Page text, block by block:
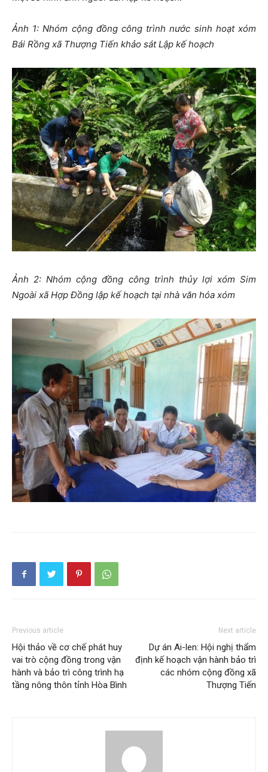
Ảnh 1: Nhóm cộng đồng công trình nước sinh hoạt xóm
Bái Rồng xã Thượng Tiến khảo sát Lập kế hoạch
Ảnh 2: Nhóm cộng đồng công trình thủy lợi xóm Sim
Ngoài xã Hợp Đồng lập kế hoạch tại nhà văn hóa xóm
Previous article
Hội thảo về cơ chế phát huy
vai trò cộng đồng trong vận
hành và bảo trì công trình hạ
tầng nông thôn tỉnh Hòa Bình
Next article
Dự án Ai-len: Hội nghị thẩm
định kế hoạch vận hành bảo trì
các nhóm cộng đồng xã
Thượng Tiến